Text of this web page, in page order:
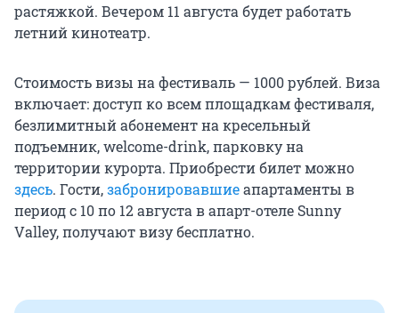
растяжкой. Вечером 11 августа будет работать
летний кинотеатр.
Стоимость визы на фестиваль — 1000 рублей. Виза
включает: доступ ко всем площадкам фестиваля,
безлимитный абонемент на кресельный
подъемник, welcome-drink, парковку на
территории курорта. Приобрести билет можно
здесь. Гости,забронировавшиеапартаменты в
период с 10 по 12 августа в апарт-отеле Sunny
Valley, получают визу бесплатно.